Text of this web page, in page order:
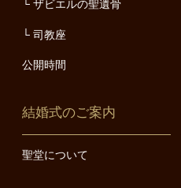
ザビエルの聖遺骨
司教座
公開時間
結婚式のご案内
聖堂について